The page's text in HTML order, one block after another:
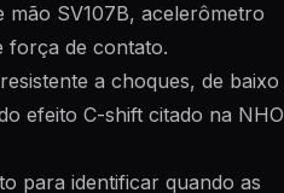
mão SV107B, acelerômetro
força de contato.
a choques, de baixo
efeito C-shift citado na NHO
para identificar quando as